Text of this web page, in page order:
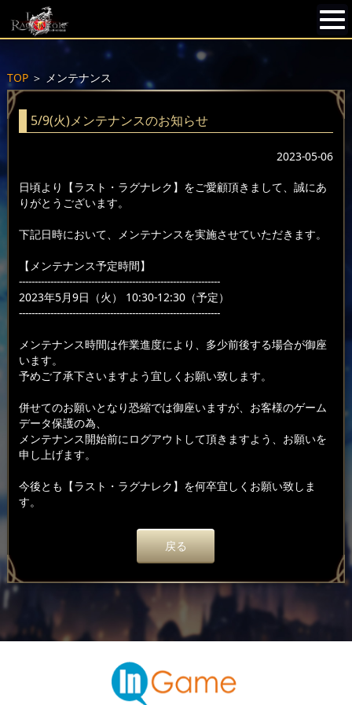
TOP＞ メンテナンス
5/9(火)メンテナンスのお知らせ
2023-05-06
日頃より【ラスト・ラグナレク】をご愛顧頂きまして、誠にあ
りがとうございます。
下記日時において、メンテナンスを実施させていただきます。
【メンテナンス予定時間】
----------------------------------------------------------------
2023年5月9日（火） 10:30-12:30（予定）
----------------------------------------------------------------
メンテナンス時間は作業進度により、多少前後する場合が御座
います。
予めご了承下さいますよう宜しくお願い致します。
併せてのお願いとなり恐縮では御座いますが、お客様のゲーム
データ保護の為、
メンテナンス開始前にログアウトして頂きますよう、お願いを
申し上げます。
今後とも【ラスト・ラグナレク】を何卒宜しくお願い致しま
す。
戻る